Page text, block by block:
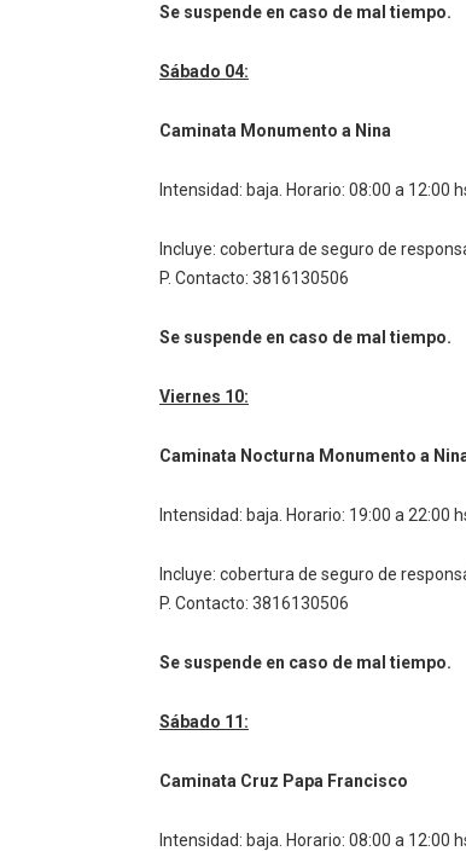
Se suspende en caso de mal tiempo.
Sábado 04:
Caminata Monumento a Nina
Intensidad: baja. Horario: 08:00 a 12:00
Incluye: cobertura de seguro de
P. Contacto: 3816130506
Se suspende en caso de mal tiempo.
Viernes 10:
Caminata Nocturna Monumento a
Intensidad: baja. Horario: 19:00 a 22:00
Incluye: cobertura de seguro de
P. Contacto: 3816130506
Se suspende en caso de mal tiempo.
Sábado 11:
Caminata Cruz Papa Francisco
Intensidad: baja. Horario: 08:00 a 12:00